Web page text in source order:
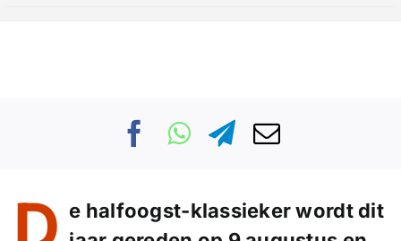
e halfoogst-klassieker wordt dit